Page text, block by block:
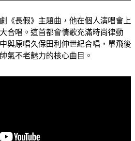
《長假》主題曲，他在個人演唱會上
合唱。這首都會情歌充滿時尚律動
與原唱久保田利伸世紀合唱，單飛後
氣不老魅力的核心曲目。